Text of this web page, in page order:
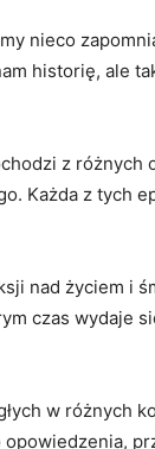
nieco
historię, ale
z różnych
Każda z tych‍
nad życiem i
czas wydaje
w różnych​